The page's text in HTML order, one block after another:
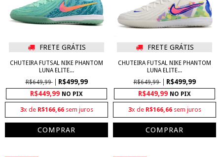
FRETE GRÁTIS
CHUTEIRA FUTSAL NIKE PHANTOM
LUNA ELITE...
R$649,99
R$499,99
R$449,99 NO PIX
3x de R$166,66sem juros
COMPRAR
FRETE GRÁTIS
CHUTEIRA FUTSAL NIKE PHANTOM
LUNA ELITE...
R$649,99
R$499,99
R$449,99 NO PIX
3x de R$166,66sem juros
COMPRAR